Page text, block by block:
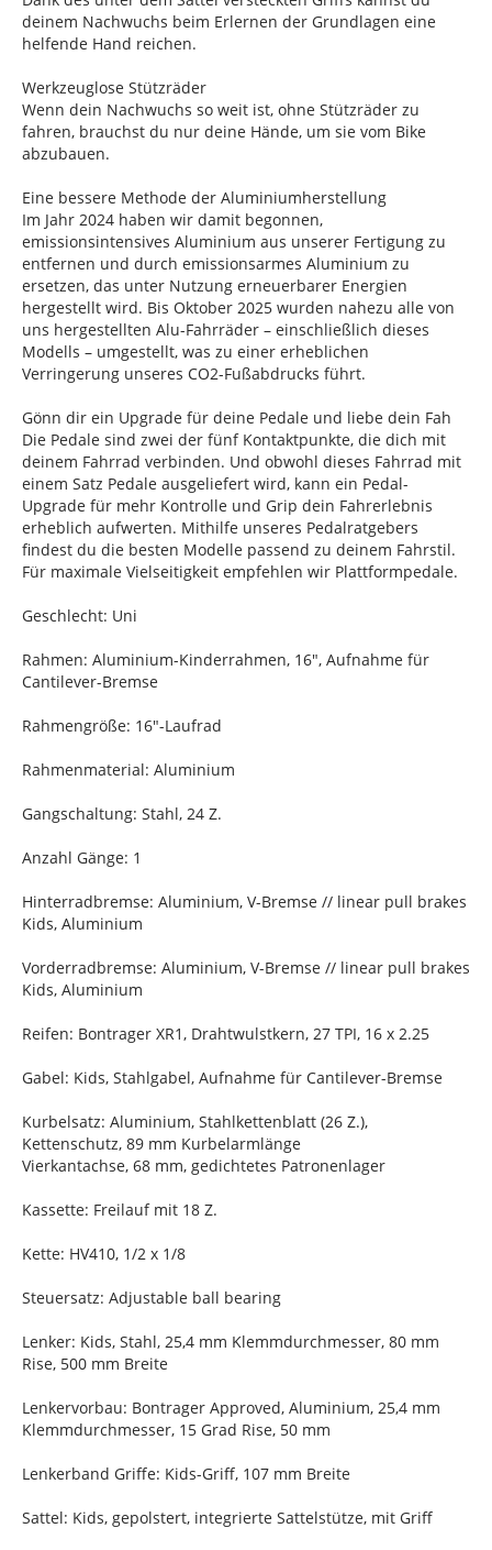
deinem Nachwuchs beim Erlernen der Grundlagen eine
helfende Hand reichen.
Werkzeuglose Stützräder
Wenn dein Nachwuchs so weit ist, ohne Stützräder zu
fahren, brauchst du nur deine Hände, um sie vom Bike
abzubauen.
Eine bessere Methode der Aluminiumherstellung
Im Jahr 2024 haben wir damit begonnen,
emissionsintensives Aluminium aus unserer Fertigung zu
entfernen und durch emissionsarmes Aluminium zu
ersetzen, das unter Nutzung erneuerbarer Energien
hergestellt wird. Bis Oktober 2025 wurden nahezu alle von
uns hergestellten Alu-Fahrräder – einschließlich dieses
Modells – umgestellt, was zu einer erheblichen
Verringerung unseres CO2-Fußabdrucks führt.
Gönn dir ein Upgrade für deine Pedale und liebe dein Fah
Die Pedale sind zwei der fünf Kontaktpunkte, die dich mit
deinem Fahrrad verbinden. Und obwohl dieses Fahrrad mit
einem Satz Pedale ausgeliefert wird, kann ein Pedal-
Upgrade für mehr Kontrolle und Grip dein Fahrerlebnis
erheblich aufwerten. Mithilfe unseres Pedalratgebers
findest du die besten Modelle passend zu deinem Fahrstil.
Für maximale Vielseitigkeit empfehlen wir Plattformpedale.
Geschlecht: Uni
Rahmen: Aluminium-Kinderrahmen, 16", Aufnahme für
Cantilever-Bremse
Rahmengröße: 16"-Laufrad
Rahmenmaterial: Aluminium
Gangschaltung: Stahl, 24 Z.
Anzahl Gänge: 1
Hinterradbremse: Aluminium, V-Bremse // linear pull brakes
Kids, Aluminium
Vorderradbremse: Aluminium, V-Bremse // linear pull brakes
Kids, Aluminium
Reifen: Bontrager XR1, Drahtwulstkern, 27 TPI, 16 x 2.25
Gabel: Kids, Stahlgabel, Aufnahme für Cantilever-Bremse
Kurbelsatz: Aluminium, Stahlkettenblatt (26 Z.),
Kettenschutz, 89 mm Kurbelarmlänge
Vierkantachse, 68 mm, gedichtetes Patronenlager
Kassette: Freilauf mit 18 Z.
Kette: HV410, 1/2 x 1/8
Steuersatz: Adjustable ball bearing
Lenker: Kids, Stahl, 25,4 mm Klemmdurchmesser, 80 mm
Rise, 500 mm Breite
Lenkervorbau: Bontrager Approved, Aluminium, 25,4 mm
Klemmdurchmesser, 15 Grad Rise, 50 mm
Lenkerband Griffe: Kids-Griff, 107 mm Breite
Sattel: Kids, gepolstert, integrierte Sattelstütze, mit Griff